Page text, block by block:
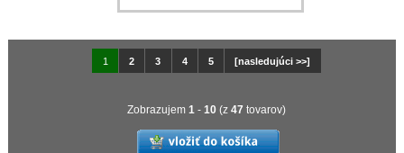
1 2 3 4 5 [nasledujúci >>]
Zobrazujem 1 - 10 (z 47 tovarov)